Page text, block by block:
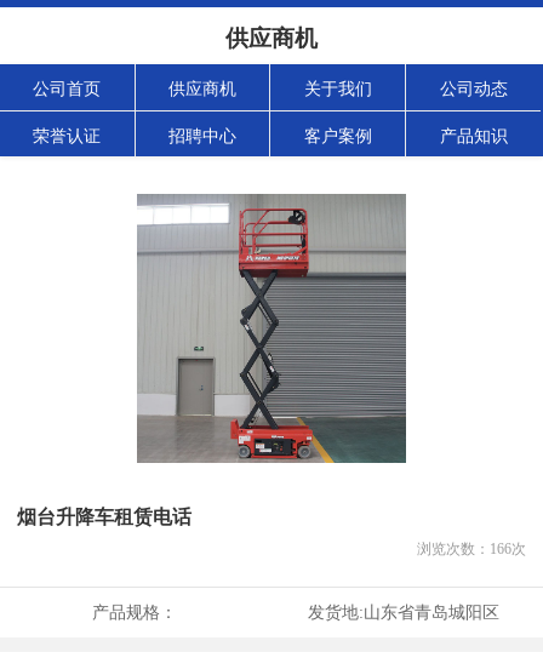
供应商机
公司首页 供应商机 关于我们 公司动态
荣誉认证 招聘中心 客户案例 产品知识
烟台升降车租赁电话
浏览次数： 166次
产品规格： 发货地:山东省青岛城阳区